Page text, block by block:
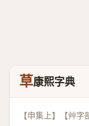
草康熙字典
【申集上】【艸